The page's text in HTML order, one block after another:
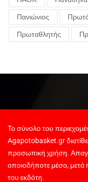
Πανιώνιος
Πρωταθλητής
Το σύνολο του
Agapotobasket.gr
προσωπική χρήση.
οποιοδήποτε μέσο, μετά
του εκδότη.